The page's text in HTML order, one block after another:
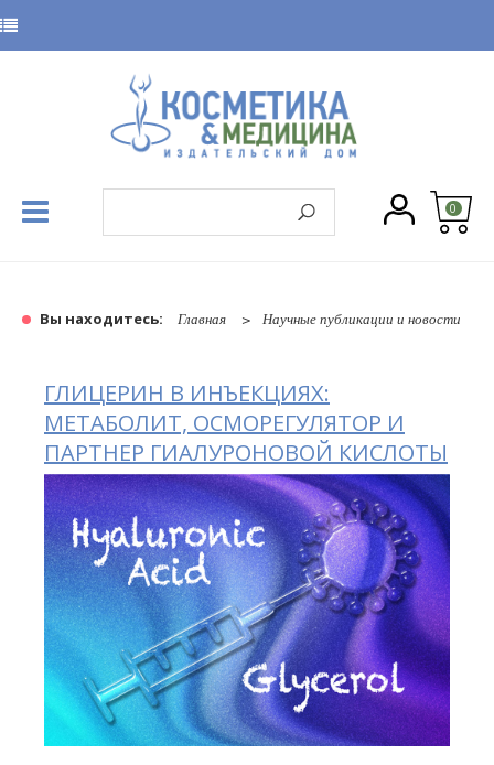
0
Вы находитесь: Главная Научные публикации и новости
ГЛИЦЕРИН В ИНЪЕКЦИЯХ:
МЕТАБОЛИТ, ОСМОРЕГУЛЯТОР И
ПАРТНЕР ГИАЛУРОНОВОЙ КИСЛОТЫ